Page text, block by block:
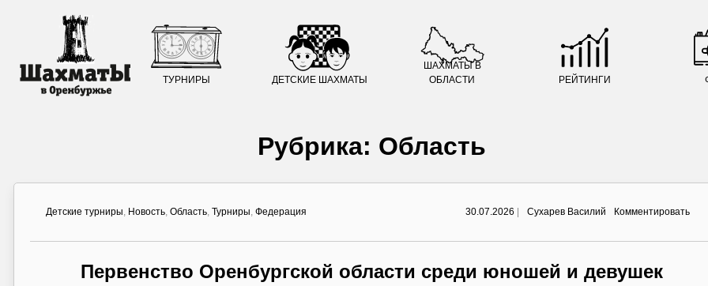
ТУРНИРЫ ДЕТСКИЕ ШАХМАТЫ
ШАХМАТЫ В
ОБЛАСТИ
РЕЙТИНГИ
Рубрика: Область
Детские турниры, Новость, Область, Турниры, Федерация 30.07.2026 | Сухарев Василий Комментироватьon
Первенство Оренбургской области среди юношей и девушек